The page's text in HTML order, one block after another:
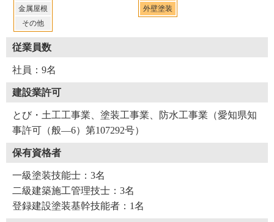
最後に「やねいろは」をご覧になっている、塗装面の不具
塗装や外壁塗装を検討しているお客さまへメッセージで
す。
います。屋根の不具合箇所を撮影し、お客さまに詳しくご
説明しますので、施工内容にも納得していただけると思い
ます。塗装でお悩みの方は、お気軽にご相談ください」
代表の内野さんは、元々職人なので仕事に対して厳しい面
もありますが、親しみやすい人柄だと酒井さんは言いま
す。従業員だけに限らず、お客さまにも本音でしゃべると
いう内野さんの姿勢が会社の信頼や成長にも繋がっている
金属屋根
その他
外壁塗装
従業員数
社員：9名
建設業許可
とび・土工工事業、塗装工事業、防水工事業（愛知県知
事許可（般―6）第107292号）
保有資格者
一級塗装技能士：3名
二級建築施工管理技士：3名
登録建設塗装基幹技能者：1名